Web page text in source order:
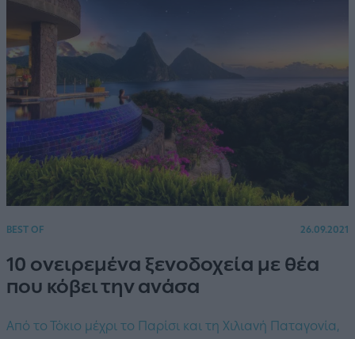
BEST OF 26.09.2021
10 ονειρεμένα ξενοδοχεία με θέα
που κόβει την ανάσα
Από το Τόκιο μέχρι το Παρίσι και τη Χιλιανή Παταγονία,